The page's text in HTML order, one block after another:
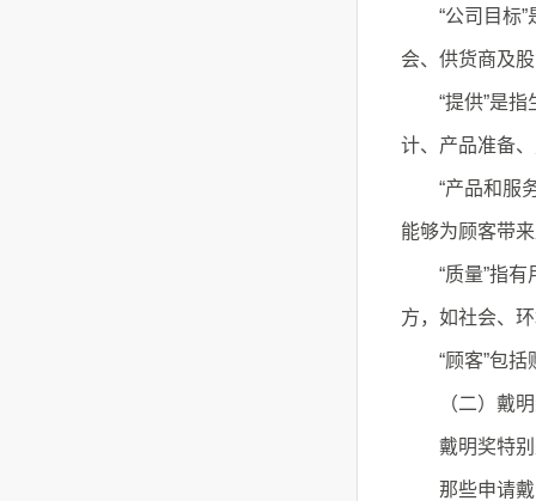
“公司目标”
会、供货商及
“提供”是指
计、产品准备
“产品和服务
能够为顾客带
“质量”指有
方，如社会、
“顾客”包括
（二）戴明
戴明奖特别
那些申请戴明